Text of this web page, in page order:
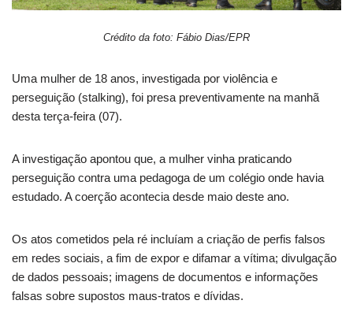
Crédito da foto: Fábio Dias/EPR
Uma mulher de 18 anos, investigada por violência e
perseguição (stalking), foi presa preventivamente na manhã
desta terça-feira (07).
A investigação apontou que, a mulher vinha praticando
perseguição contra uma pedagoga de um colégio onde havia
estudado. A coerção acontecia desde maio deste ano.
Os atos cometidos pela ré incluíam a criação de perfis falsos
em redes sociais, a fim de expor e difamar a vítima; divulgação
de dados pessoais; imagens de documentos e informações
falsas sobre supostos maus-tratos e dívidas.